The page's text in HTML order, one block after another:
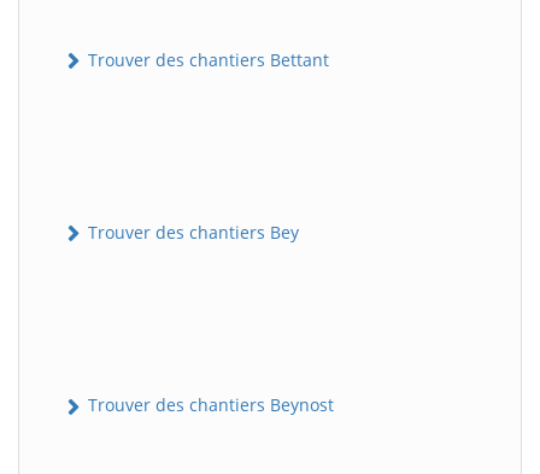
Trouver des chantiers Bettant
Trouver des chantiers Bey
Trouver des chantiers Beynost